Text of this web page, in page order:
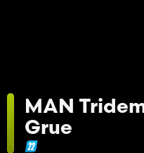
MAN
Grue